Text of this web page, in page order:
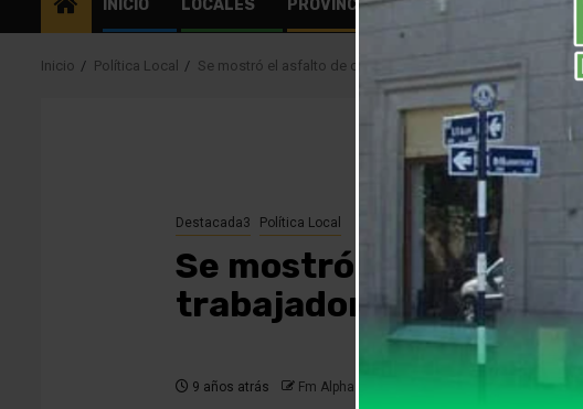
INICIO LOCALES PROVINCIALES EL MUNDO
Inicio Política Local Se mostró el asfalto de calle Belgrano realizado por ex
Destacada3 Política Local
Se mostró el asfalto de
trabajadores de GGM
9 años atrás Fm Alpha